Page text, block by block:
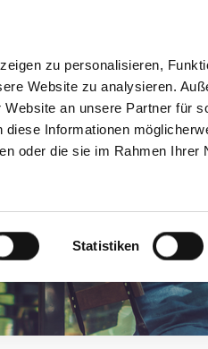
zu personalisieren,
Website zu analysieren.
an unsere Partner für
Informationen
oder die sie im Rahmen Ihrer
Statistiken
Aktuelles